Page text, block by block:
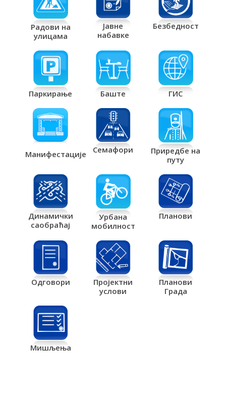
Радови на
улицама
Јавне
набавке
Безбедност
Паркирање Баште ГИС
Манифестације Семафори
Приредбе на
путу
Динамички
саобраћај
Урбана
мобилност
Планови
Одговори
Пројектни
услови
Планови
Града
Мишљења